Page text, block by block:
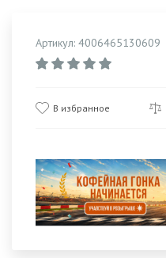
Артикул: 4006465130609
В избранное